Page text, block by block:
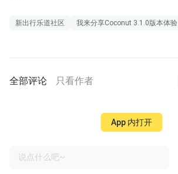
新出行乐道社区 我来分享Coconut 3.1.0版本体验
全部评论 只看作者
说点什么吧~
App 内打开